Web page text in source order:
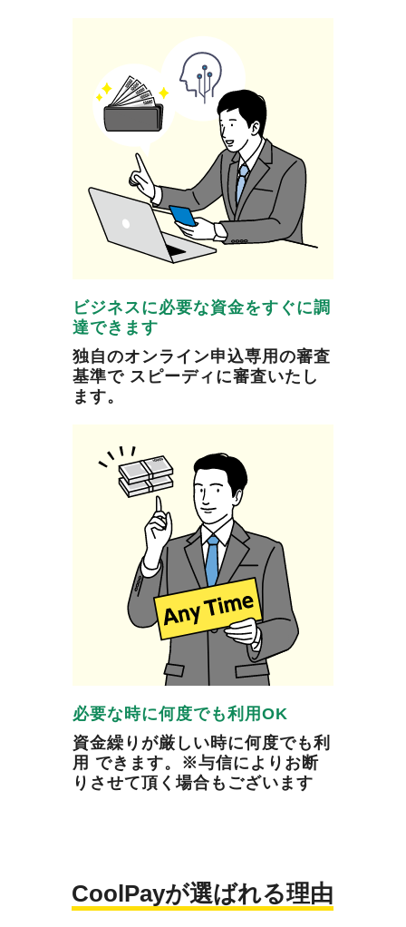
ビジネスに必要な資金をすぐに調
達できます
独自のオンライン申込専用の審査
基準で スピーディに審査いたし
ます。
必要な時に何度でも利用OK
資金繰りが厳しい時に何度でも利
用 できます。※与信によりお断
りさせて頂く場合もございます
CoolPayが選ばれる理由